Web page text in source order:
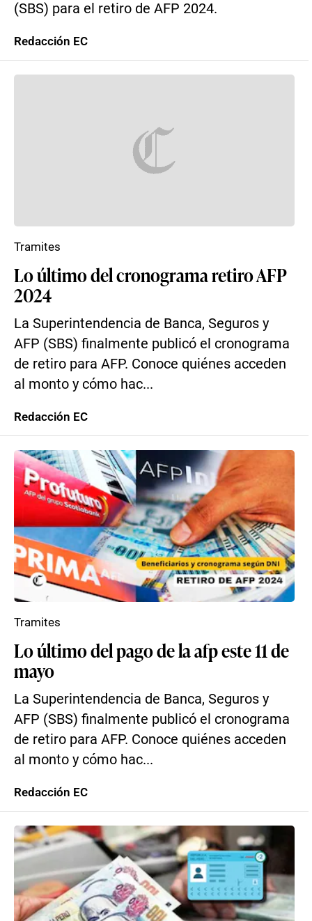
(SBS) para el retiro de AFP 2024.
Redacción EC
Lo último del cronograma retiro AFP
2024
La Superintendencia de Banca, Seguros y
AFP (SBS) finalmente publicó el cronograma
de retiro para AFP. Conoce quiénes acceden
al monto y cómo hac...
Tramites
Redacción EC
Lo último del pago de la afp este 11 de
mayo
La Superintendencia de Banca, Seguros y
AFP (SBS) finalmente publicó el cronograma
de retiro para AFP. Conoce quiénes acceden
al monto y cómo hac...
Tramites
Redacción EC